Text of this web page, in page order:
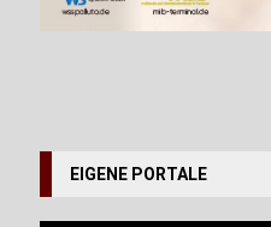
EIGENE PORTALE